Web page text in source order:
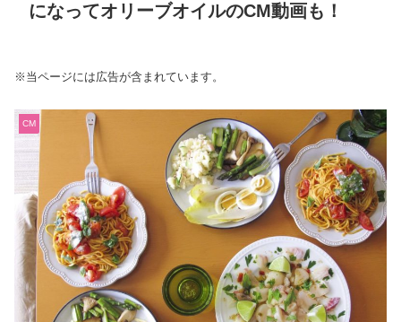
になってオリーブオイルのCM動画も！
※当ページには広告が含まれています。
CM